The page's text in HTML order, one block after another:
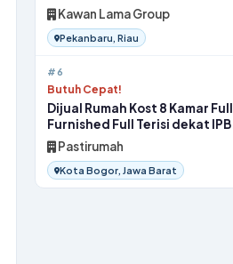
Kawan Lama Group
Pekanbaru, Riau
#6
Butuh Cepat!
Dijual Rumah Kost 8 Kamar Full
Furnished Full Terisi dekat IPB
Bogor
Pastirumah
Kota Bogor, Jawa Barat